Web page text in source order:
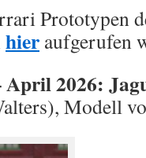
Prototypen
hier aufgerufen
April 2026:
Modell